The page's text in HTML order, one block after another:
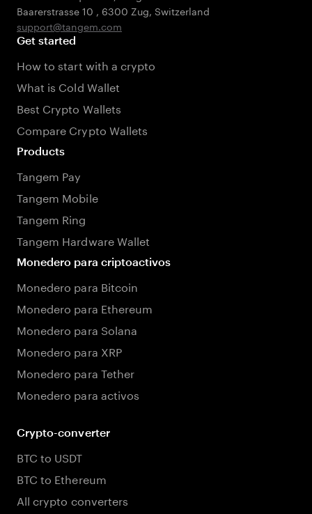
Baarerstrasse 10 , 6300 Zug, Switzerland
support@tangem.com
Get started
How to start with a crypto
What is Cold Wallet
Best Crypto Wallets
Compare Crypto Wallets
Products
Tangem Pay
Tangem Mobile
Tangem Ring
Tangem Hardware Wallet
Monedero para criptoactivos
Monedero para Bitcoin
Monedero para Ethereum
Monedero para Solana
Monedero para XRP
Monedero para Tether
Monedero para activos
Crypto-converter
BTC to USDT
BTC to Ethereum
All crypto converters